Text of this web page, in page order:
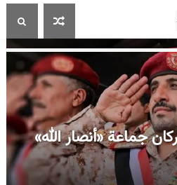
جماعة «أنصار الله»